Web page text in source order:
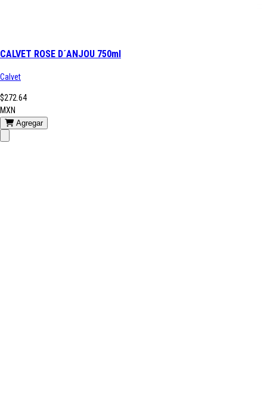
CALVET ROSE D´ANJOU 750ml
Calvet
$272.64
MXN
Agregar